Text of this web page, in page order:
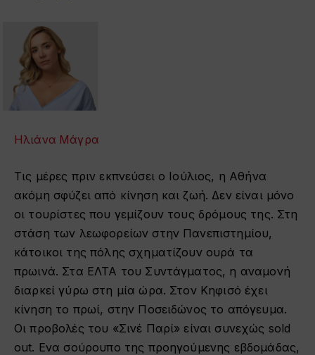
Ηλιάνα Μάγρα
Τις μέρες πριν εκπνεύσει ο Ιούλιος, η Αθήνα
ακόμη σφύζει από κίνηση και ζωή. Δεν είναι μόνο
οι τουρίστες που γεμίζουν τους δρόμους της. Στη
στάση των λεωφορείων στην Πανεπιστημίου,
κάτοικοι της πόλης σχηματίζουν ουρά τα
πρωινά. Στα ΕΛΤΑ του Συντάγματος, η αναμονή
διαρκεί γύρω στη μία ώρα. Στον Κηφισό έχει
κίνηση το πρωί, στην Ποσειδώνος το απόγευμα.
Οι προβολές του «Σινέ Παρί» είναι συνεχώς sold
out. Ενα σούρουπο της προηγούμενης εβδομάδας,